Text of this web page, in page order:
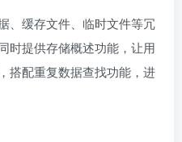
、缓存文件、临时文件等冗
时提供存储概述功能，让用
搭配重复数据查找功能，进